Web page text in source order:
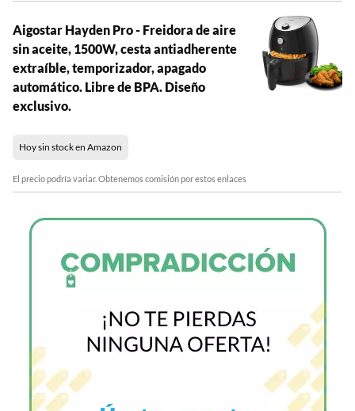
Aigostar Hayden Pro - Freidora de aire
sin aceite, 1500W, cesta antiadherente
extraíble, temporizador, apagado
automático. Libre de BPA. Diseño
exclusivo.
Hoy sin stock en Amazon
El precio podría variar. Obtenemos comisión por estos enlaces